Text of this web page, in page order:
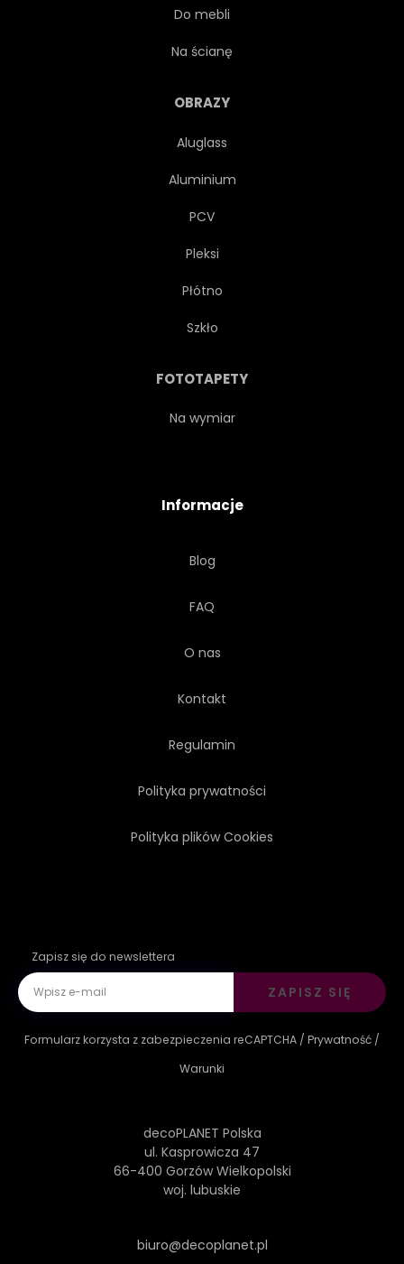
ORNAMENT
WAKACJE
Do mebli
Na ścianę
OBRAZY
Aluglass
Aluminium
PCV
Pleksi
Płótno
Szkło
FOTOTAPETY
Na wymiar
Informacje
Blog
FAQ
O nas
Kontakt
Regulamin
Polityka prywatności
Polityka plików Cookies
Zapisz się do newslettera
ZAPISZ SIĘ
Formularz korzysta z zabezpieczenia reCAPTCHA / Prywatność /
Warunki
decoPLANET Polska
ul. Kasprowicza 47
66-400 Gorzów Wielkopolski
woj. lubuskie
biuro@decoplanet.pl